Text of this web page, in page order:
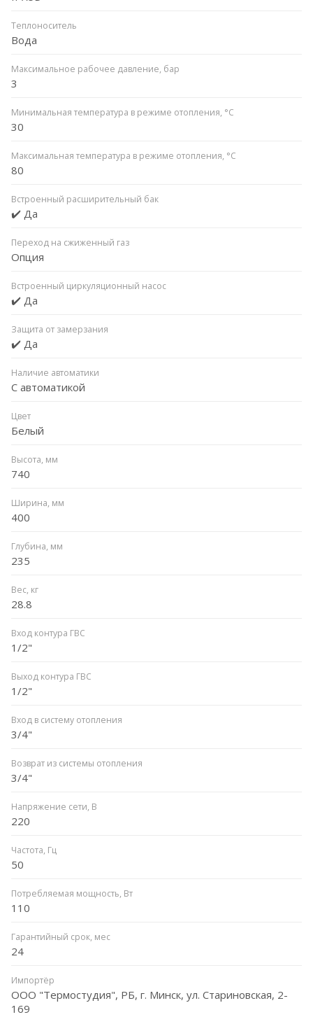
Теплоноситель
Вода
Максимальное рабочее давление, бар
3
Минимальная температура в режиме отопления, °C
30
Максимальная температура в режиме отопления, °C
80
Встроенный расширительный бак
✔️ Да
Переход на сжиженный газ
Опция
Встроенный циркуляционный насос
✔️ Да
Защита от замерзания
✔️ Да
Наличие автоматики
С автоматикой
Цвет
Белый
Высота, мм
740
Ширина, мм
400
Глубина, мм
235
Вес, кг
28.8
Вход контура ГВС
1/2"
Выход контура ГВС
1/2"
Вход в систему отопления
3/4"
Возврат из системы отопления
3/4"
Напряжение сети, В
220
Частота, Гц
50
Потребляемая мощность, Вт
110
Гарантийный срок, мес
24
Импортёр
ООО "Термостудия", РБ, г. Минск, ул. Стариновская, 2-
169